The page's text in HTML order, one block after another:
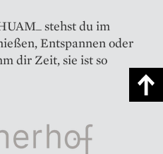
stehst du im
Entspannen oder
dir Zeit, sie ist so